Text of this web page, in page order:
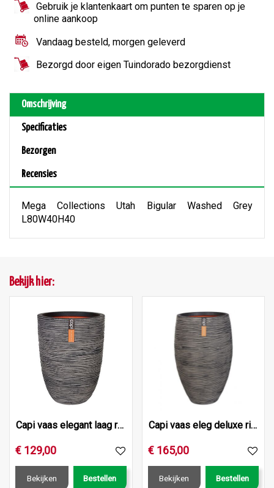
Gebruik je klantenkaart om punten te sparen op je
online aankoop
Vandaag besteld, morgen geleverd
Bezorgd door eigen Tuindorado bezorgdienst
Omschrijving
Specificaties
Bezorgen
Recensies
Mega Collections Utah Bigular Washed Grey
L80W40H40
Bekijk hier:
Capi vaas elegant laag rib nl 46x58 antraciet
€ 129,00
Bekijken Bestellen
Capi vaas eleg deluxe rib nl d45h72 ant
€ 165,00
Bekijken Bestellen